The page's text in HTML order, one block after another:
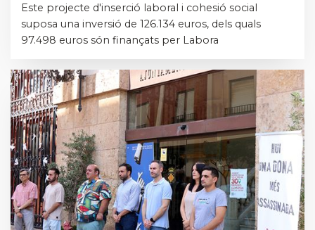
Este projecte d'inserció laboral i cohesió social
suposa una inversió de 126.134 euros, dels quals
97.498 euros són finançats per Labora